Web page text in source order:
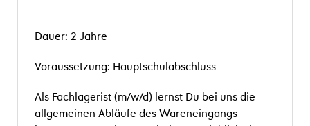
Dauer: 2 Jahre
Voraussetzung: Hauptschulabschluss
Als Fachlagerist (m/w/d) lernst Du bei uns die
allgemeinen Abläufe des Wareneingangs